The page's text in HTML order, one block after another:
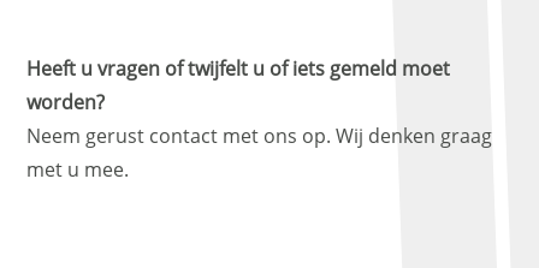
Heeft u vragen of twijfelt u of iets gemeld moet
worden?
Neem gerust contact met ons op. Wij denken graag
met u mee.